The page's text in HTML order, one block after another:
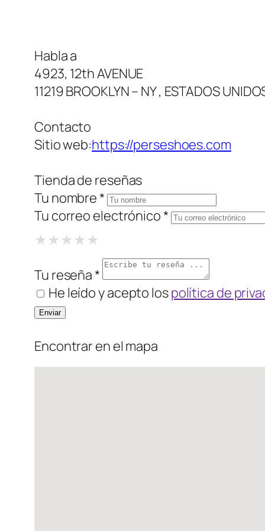
Habla a
4923, 12th AVENUE
11219 BROOKLYN – NY , ESTADOS
Contacto
Sitio web:https://perseshoes.com
Tienda de reseñas
Tu nombre *
Tu correo electrónico *
★1 Star
★★2 Stars
★★★3 Stars
★★★★4 Stars
★★★★★
Tu reseña *
He leído y acepto lospolítica de
Encontrar en el mapa